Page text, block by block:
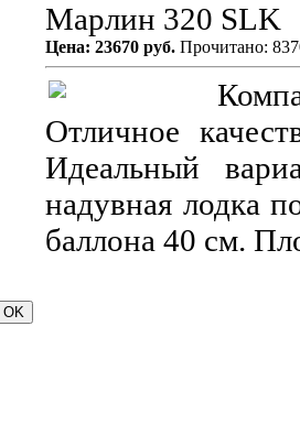
Марлин 320 SLK
Цена: 23670 руб. Прочитано:
Отличное
Идеальный
надувная лодка
баллона 40 см.